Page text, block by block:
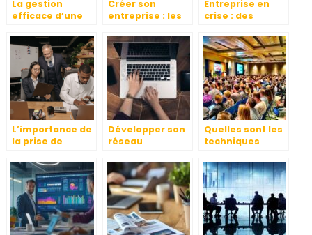
La gestion
efficace d’une
automobile
Créer son
entreprise : les
pas négliger
Entreprise en
crise : des
décisions
L’importance de
la prise de
Développer son
réseau
Afrique
Quelles sont les
techniques
réussir
l’animation d’un
événement
professionnel ?